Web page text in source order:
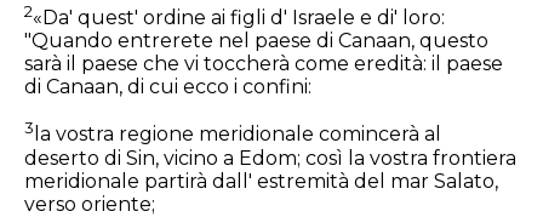
2«Da' quest' ordine ai figli d' Israele e di' loro:
"Quando entrerete nel paese di Canaan, questo
sarà il paese che vi toccherà come eredità: il paese
di Canaan, di cui ecco i confini:
3 la vostra regione meridionale comincerà al
deserto di Sin, vicino a Edom; così la vostra frontiera
meridionale partirà dall' estremità del mar Salato,
verso oriente;